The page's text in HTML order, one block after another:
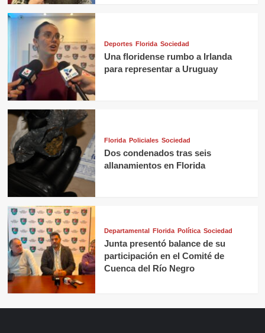
Deportes Florida Sociedad
Una floridense rumbo a Irlanda
para representar a Uruguay
Florida Policiales Sociedad
Dos condenados tras seis
allanamientos en Florida
Departamental Florida Política Sociedad
Junta presentó balance de su
participación en el Comité de
Cuenca del Río Negro